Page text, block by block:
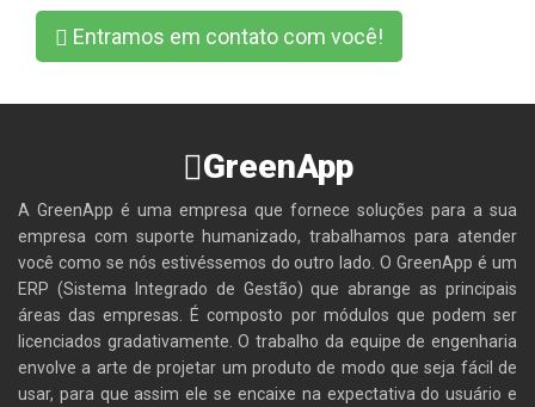
Entramos em contato com você!
GreenApp
A GreenApp é uma empresa que fornece soluções para a sua
empresa com suporte humanizado, trabalhamos para atender
você como se nós estivéssemos do outro lado. O GreenApp é um
ERP (Sistema Integrado de Gestão) que abrange as principais
áreas das empresas. É composto por módulos que podem ser
licenciados gradativamente. O trabalho da equipe de engenharia
envolve a arte de projetar um produto de modo que seja fácil de
usar, para que assim ele se encaixe na expectativa do usuário e